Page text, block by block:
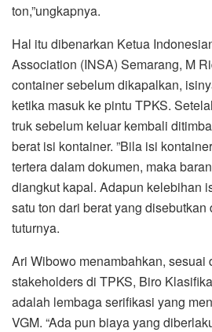
ton,”ungkapnya.
Hal itu dibenarkan Ketua
Association (INSA) Semarang, M
container sebelum dikapalkan,
ketika masuk ke pintu TPKS.
truk sebelum keluar kembali
berat isi kontainer. ”Bila isi
tertera dalam dokumen, maka
diangkut kapal. Adapun kelebihan
satu ton dari berat yang disebutkan
tuturnya.
Ari Wibowo menambahkan, sesuai
stakeholders di TPKS, Biro
adalah lembaga serifikasi yang
VGM. “Ada pun biaya yang